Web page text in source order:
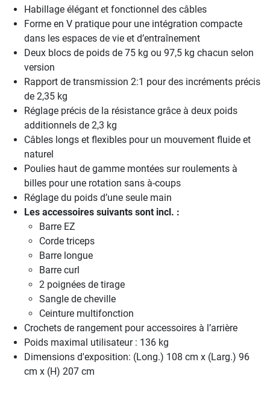
Habillage élégant et fonctionnel des câbles
Forme en V pratique pour une intégration compacte
dans les espaces de vie et d’entraînement
Deux blocs de poids de 75 kg ou 97,5 kg chacun selon
version
Rapport de transmission 2:1 pour des incréments précis
de 2,35 kg
Réglage précis de la résistance grâce à deux poids
additionnels de 2,3 kg
Câbles longs et flexibles pour un mouvement fluide et
naturel
Poulies haut de gamme montées sur roulements à
billes pour une rotation sans à-coups
Réglage du poids d’une seule main
Les accessoires suivants sont incl. :
Barre EZ
Corde triceps
Barre longue
Barre curl
2 poignées de tirage
Sangle de cheville
Ceinture multifonction
Crochets de rangement pour accessoires à l’arrière
Poids maximal utilisateur : 136 kg
Dimensions d'exposition: (Long.) 108 cm x (Larg.) 96
cm x (H) 207 cm